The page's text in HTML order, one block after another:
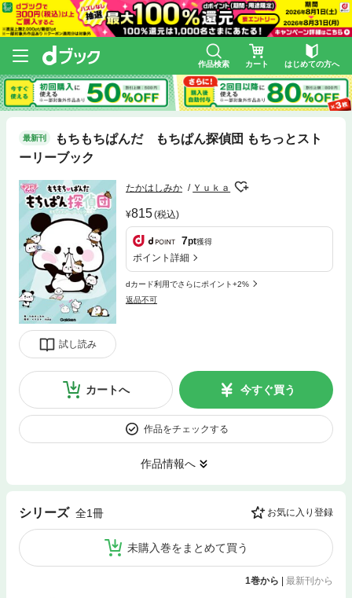
作品検索 カート はじめての方へ
最新刊
もちもちぱんだ もちぱん探偵団 もちっとスト
ーリーブック
試し読み
たかはしみか Ｙｕｋａ
815(税込)
7pt獲得
ポイント詳細
dカード利用でさらにポイント+2%
返品不可
カートへ 今すぐ買う
作品をチェックする
作品情報へ
シリーズ 全1冊 お気に入り登録
未購入巻をまとめて買う
1巻から | 最新刊から